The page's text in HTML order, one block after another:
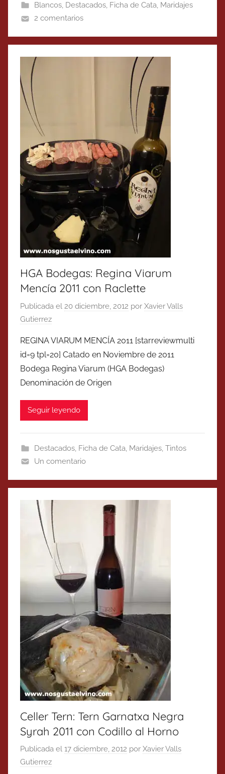
Blancos, Destacados, Ficha de Cata, Maridajes
2 comentarios
HGA Bodegas: Regina Viarum
Mencía 2011 con Raclette
Publicada el 20 diciembre, 2012 por Xavier Valls
Gutierrez
REGINA VIARUM MENCÍA 2011 [starreviewmulti
id=9 tpl=20] Catado en Noviembre de 2011
Bodega Regina Viarum (HGA Bodegas)
Denominación de Origen
Seguir leyendo
Destacados, Ficha de Cata, Maridajes, Tintos
Un comentario
Celler Tern: Tern Garnatxa Negra
Syrah 2011 con Codillo al Horno
Publicada el 17 diciembre, 2012 por Xavier Valls
Gutierrez